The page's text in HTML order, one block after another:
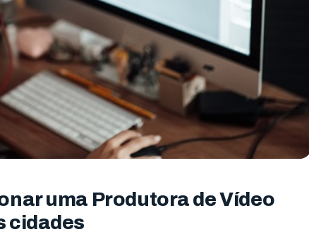
uma Produtora de Vídeo
cidades